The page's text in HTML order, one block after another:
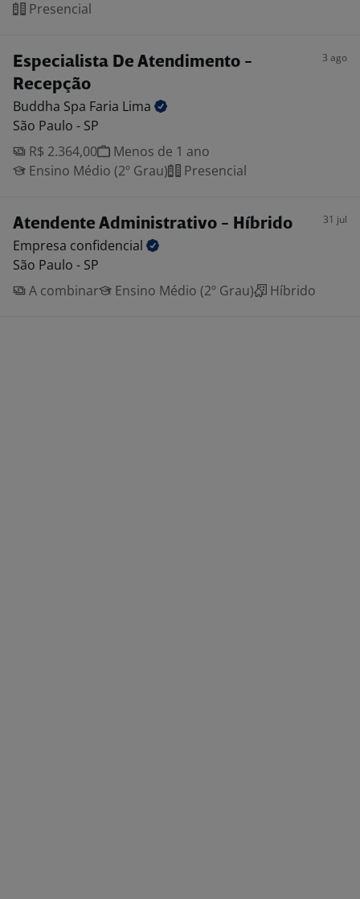
Presencial
Especialista De Atendimento -
Recepção
3 ago
Buddha Spa Faria Lima
São Paulo - SP
R$ 2.364,00
Menos de 1 ano
Ensino Médio (2º Grau)
Presencial
Atendente Administrativo - Híbrido 31 jul
Empresa confidencial
São Paulo - SP
A combinar
Ensino Médio (2º Grau) Híbrido